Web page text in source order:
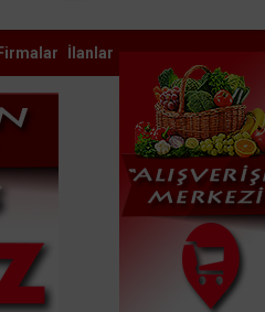
otomobil dereye uçtu: 1 yaralı
Firmalar İlanlar